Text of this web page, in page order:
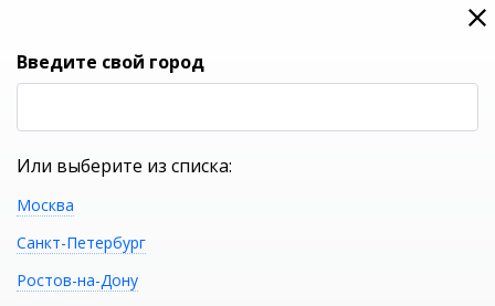
0
Введите свой город
Или выберите из списка:
Москва
Санкт-Петербург
Ростов-на-Дону